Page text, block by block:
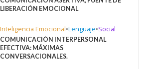
LIBERACIÓN EMOCIONAL
Inteligencia Emocional•Lenguaje•Social
COMUNICACIÓN INTERPERSONAL
EFECTIVA: MÁXIMAS
CONVERSACIONALES.